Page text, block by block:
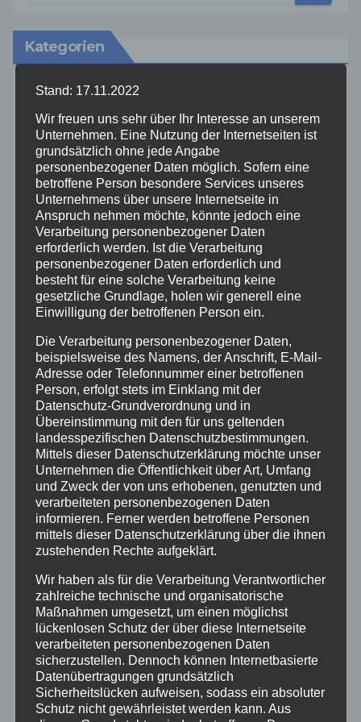
Kategorien
Aktuelles
Allgemein
Altenkirchen
Bundespolizei
Feuerwehr
Hilfsorganisationen
Mayen-Koblenz
Neuwied
Polizei
Rettungsdienst
Rhein-Lahn
Veranstaltungen
Video
Westerwald
Stand: 17.11.2022
Wir freuen uns sehr über Ihr Interesse an unserem
Unternehmen. Eine Nutzung der Internetseiten ist
grundsätzlich ohne jede Angabe
personenbezogener Daten möglich. Sofern eine
betroffene Person besondere Services unseres
Unternehmens über unsere Internetseite in
Anspruch nehmen möchte, könnte jedoch eine
Verarbeitung personenbezogener Daten
erforderlich werden. Ist die Verarbeitung
personenbezogener Daten erforderlich und
besteht für eine solche Verarbeitung keine
gesetzliche Grundlage, holen wir generell eine
Einwilligung der betroffenen Person ein.
Die Verarbeitung personenbezogener Daten,
beispielsweise des Namens, der Anschrift, E-Mail-
Adresse oder Telefonnummer einer betroffenen
Person, erfolgt stets im Einklang mit der
Datenschutz-Grundverordnung und in
Übereinstimmung mit den für uns geltenden
landesspezifischen Datenschutzbestimmungen.
Mittels dieser Datenschutzerklärung möchte unser
Unternehmen die Öffentlichkeit über Art, Umfang
und Zweck der von uns erhobenen, genutzten und
verarbeiteten personenbezogenen Daten
informieren. Ferner werden betroffene Personen
mittels dieser Datenschutzerklärung über die ihnen
zustehenden Rechte aufgeklärt.
Wir haben als für die Verarbeitung Verantwortlicher
zahlreiche technische und organisatorische
Maßnahmen umgesetzt, um einen möglichst
lückenlosen Schutz der über diese Internetseite
verarbeiteten personenbezogenen Daten
sicherzustellen. Dennoch können Internetbasierte
Datenübertragungen grundsätzlich
Sicherheitslücken aufweisen, sodass ein absoluter
Schutz nicht gewährleistet werden kann. Aus